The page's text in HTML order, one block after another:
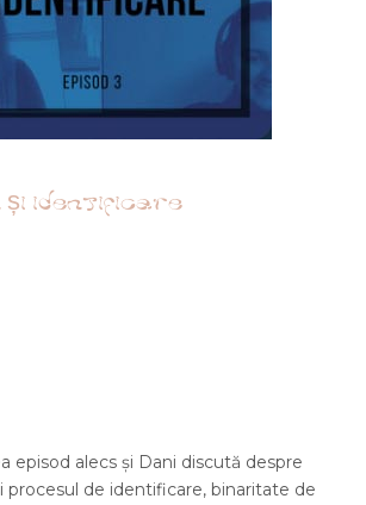
și identificare
episod alecs și Dani discută despre
procesul de identificare, binaritate de